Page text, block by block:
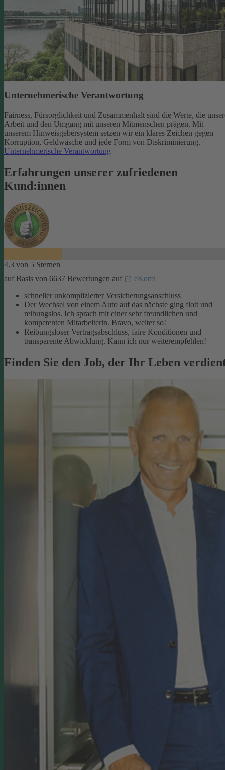
Unternehmerische Verantwortung
Fairness, Fürsorglichkeit und Zusammenhalt sind die Werte, die
Arbeit und den Umgang mit unseren Mitmenschen prägen. Mit
unserem Hinweisgebersystem setzen wir ein klares Zeichen gegen
Korruption, Geldwäsche und jede Form von Diskriminierung.
Unternehmerische Verantwortung
Erfahrungen unserer zufriedenen
Kund:innen
4.3 von 5 Sternen
auf Basis von 6637 Bewertungen auf
eKomi
schneller unkomplizierter Versicherungsanschluss
Der Wechsel von einem Auto auf das nächste ging flott und
reibungslos. Ich sprach mit einer sehr freundlichen und
kompetenten Mitarbeiterin. Bravo, weiter so!
Reibungsloser Vertragsabschluss, faire Konditionen und
transparente Abwicklung. Kann ich nur weiterempfehlen!
Finden Sie den Job, der Ihr Leben